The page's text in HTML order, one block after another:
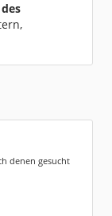
denen gesucht